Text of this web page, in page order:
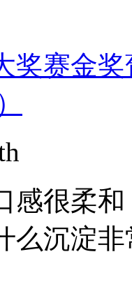
奖赛金奖
感很柔
么沉淀非